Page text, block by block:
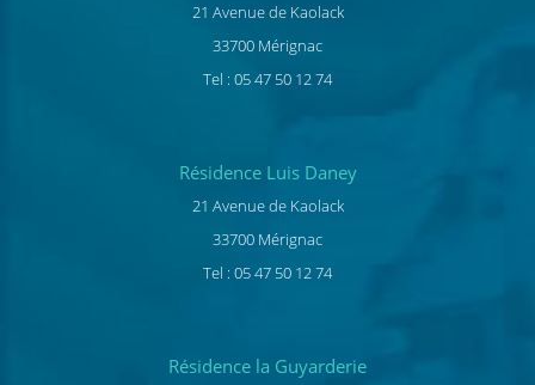
21 Avenue de Kaolack
33700 Mérignac
Tel : 05 47 50 12 74
Résidence Luis Daney
21 Avenue de Kaolack
33700 Mérignac
Tel : 05 47 50 12 74
Résidence la Guyarderie